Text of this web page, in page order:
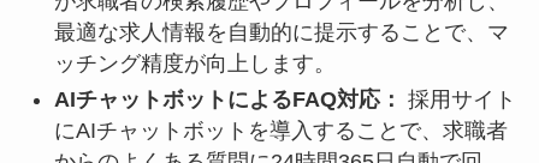
最適な求人情報を自動的に提示することで、マ
ッチング精度が向上します。
AIチャットボットによるFAQ対応： 採用サイト
にAIチャットボットを導入することで、求職者